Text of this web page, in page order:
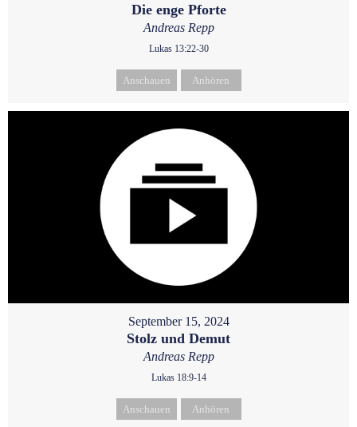
Die enge Pforte
Andreas Repp
Lukas 13:22-30
Anschauen Anhören
September 15, 2024
Stolz und Demut
Andreas Repp
Lukas 18:9-14
Anschauen Anhören